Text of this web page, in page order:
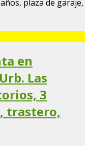
en
Las
3
trastero,